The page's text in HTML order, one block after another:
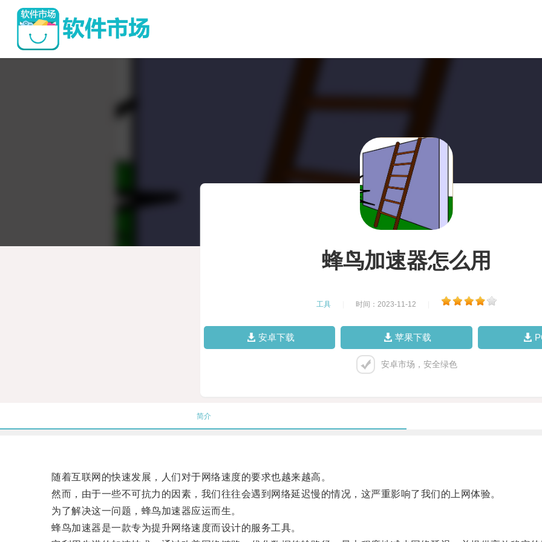
蜂鸟加速器怎么用
工具 时间：2023-11-12
安卓下载 苹果下载
安卓市场，安全绿色
简介
随着互联网的快速发展，人们对于网络速度的要求也越来越高。
然而，由于一些不可抗力的因素，我们往往会遇到网络延迟慢的情况，这严重影响了我们的上网体验。
为了解决这一问题，蜂鸟加速器应运而生。
蜂鸟加速器是一款专为提升网络速度而设计的服务工具。